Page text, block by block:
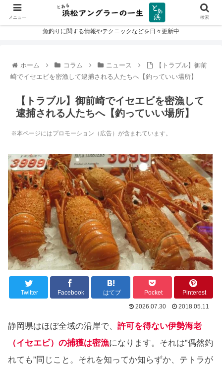
魚釣りに関する情報やテクニックなどを日々更新中
ホーム コラム ニュース
【トラブル】御前
崎でイセエビを密漁して逮捕される人たちへ【釣っていい場所】
【トラブル】御前崎でイセエビを密漁して
逮捕される人たちへ【釣っていい場所】
※本ページにはプロモーション（広告）が含まれています。
Twitter Facebook はてブ Pocket
Pinterest
2026.07.30
2018.05.11
静岡県はほぼ全域の沿岸で、 許可を得ない伊勢海老
（イセエビ）の捕獲は密漁になります。それは”偶然釣
れても”同じこと。それを知ってか知らずか、テトラが
メニュー 検索